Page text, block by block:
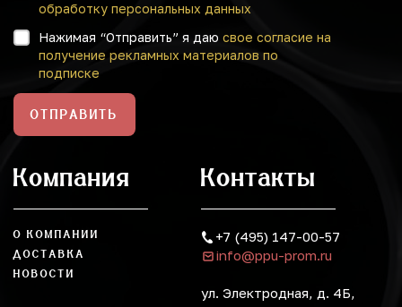
обработку персональных данных
Нажимая “Отправить” я даю свое согласие на
получение рекламных материалов по
подписке
ОТПРАВИТЬ
Компания
О КОМПАНИИ
ДОСТАВКА
НОВОСТИ
Контакты
+7 (495) 147-00-57
info@ppu-prom.ru
ул. Электродная, д. 4Б,